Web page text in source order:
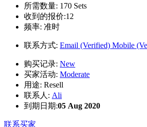
所需数量: 170 Sets
收到的报价:12
频率: 准时
联系方式: Email (Verified) Mobile
购买记录: New
买家活动: Moderate
用途: Resell
联系人: Ali
到期日期:05 Aug 2020
联系买家